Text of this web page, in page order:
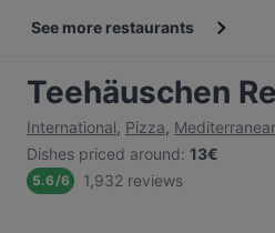
See more restaurants
Teehäuschen
International, Pizza,
Dishes priced around: 13€
5.6/6 1,932 reviews